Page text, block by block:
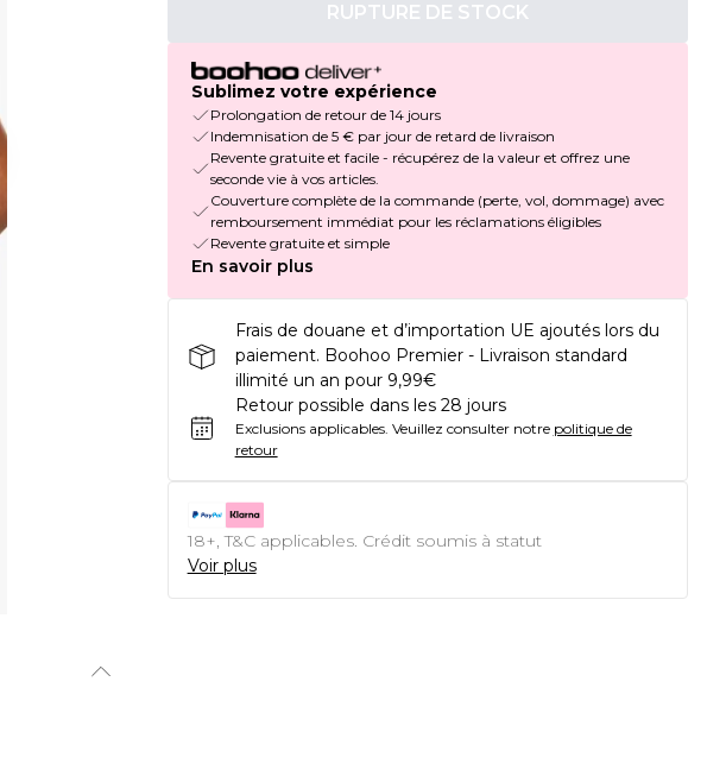
RUPTURE DE STOCK
Sublimez votre expérience
Prolongation de retour de 14 jours
Indemnisation de 5 € par jour de retard de livraison
Revente gratuite et facile - récupérez de la valeur et offrez une
seconde vie à vos articles.
Couverture complète de la commande (perte, vol, dommage) avec
remboursement immédiat pour les réclamations éligibles
Revente gratuite et simple
En savoir plus
Frais de douane et d’importation UE ajoutés lors du
paiement. Boohoo Premier - Livraison standard
illimité un an pour 9,99€
Retour possible dans les 28 jours
Exclusions applicables. Veuillez consulter notre politique de
retour
18+, T&C applicables. Crédit soumis à statut
Voir plus